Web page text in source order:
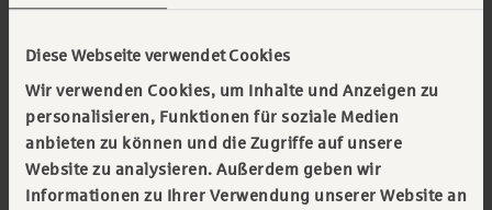
Diese Webseite verwendet Cookies
Wir verwenden Cookies, um Inhalte und Anzeigen zu
personalisieren, Funktionen für soziale Medien
anbieten zu können und die Zugriffe auf unsere
Website zu analysieren. Außerdem geben wir
Informationen zu Ihrer Verwendung unserer Website an
ob es um Dekarbonisierung, Digitalisierung
Unternehmensporträt
Rubrik wählen: